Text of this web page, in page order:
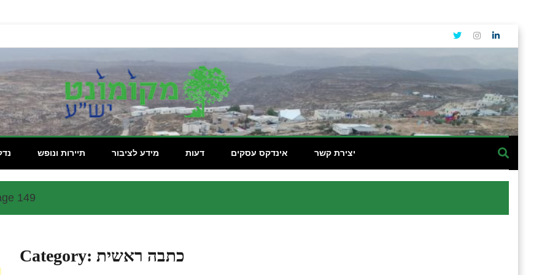
תיירות ונופש מידע לציבור דעות אינדקס עסקים יצירת קשר
149
Category: כתבה ראשית